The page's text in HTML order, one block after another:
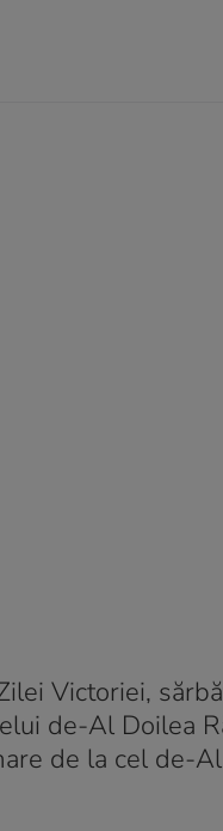
Victoriei,
de-Al Doilea
de la cel de-